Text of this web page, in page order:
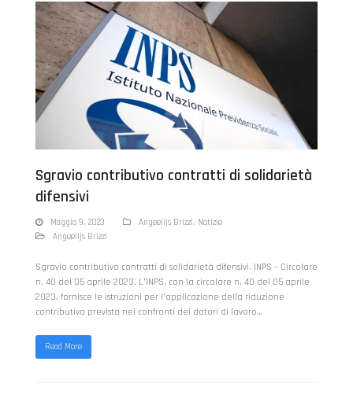
Sgravio contributivo contratti di solidarietà
difensivi
Maggio 9, 2023 Angeelijs Brizzi, Notizie
Angeelijs Brizzi
Sgravio contributivo contratti di solidarietà difensivi. INPS – Circolare
n. 40 del 05 aprile 2023. L’INPS, con la circolare n. 40 del 05 aprile
2023, fornisce le istruzioni per l’applicazione della riduzione
contributiva prevista nei confronti dei datori di lavoro…
Read More